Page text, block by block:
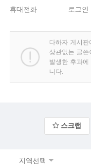
휴대전화
로그인
다하자 게시
상관없는 글
발생한 후과
니다.
스크랩
지역선택